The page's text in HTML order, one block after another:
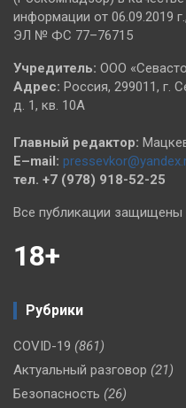
информации от 06.09.2019
ЭЛ № ФС 77–76715
Учредитель: ООО
Адрес: Россия, 299011, г.
д. 1, кв. 10А
Главный редактор:
E–mail:
тел. +7 (978) 918-52-25
Все публикации защищены
18+
Рубрики
COVID-19 (861)
Актуальный разговор (21)
Безопасность (26)